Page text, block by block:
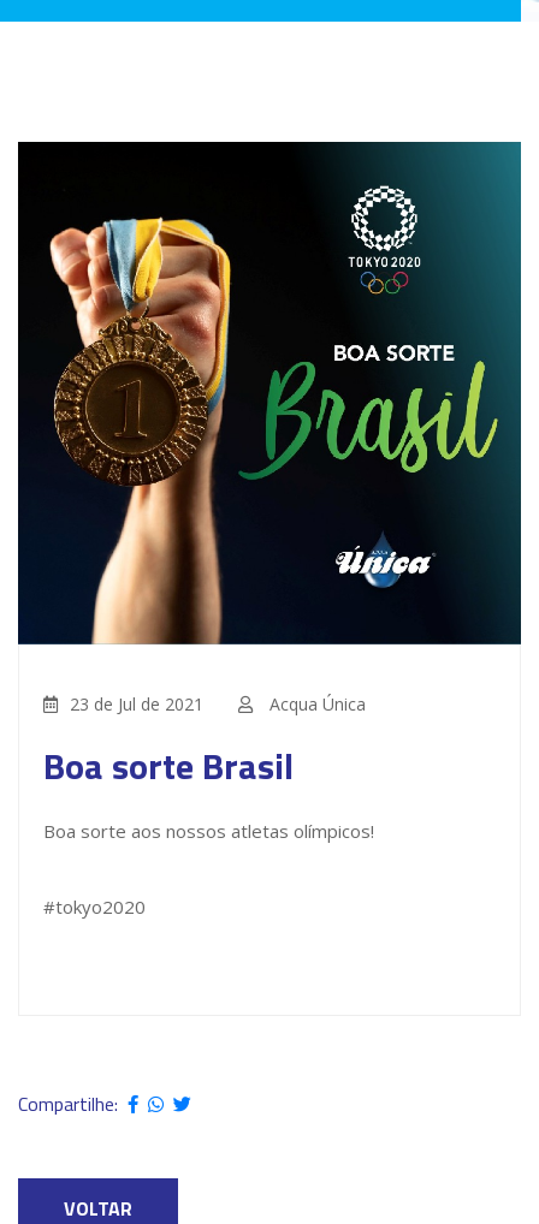
23 de Jul de 2021 Acqua Única
Boa sorte Brasil
Boa sorte aos nossos atletas olímpicos!
#tokyo2020
Compartilhe:
VOLTAR